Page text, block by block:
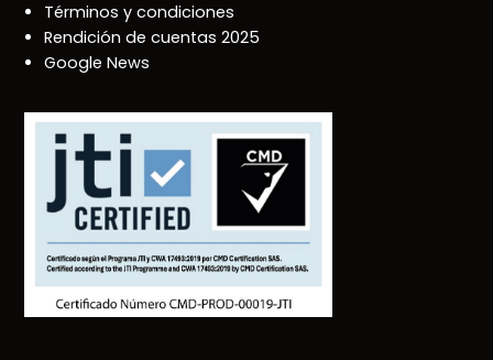
Términos y condiciones
Rendición de cuentas 2025
Google News